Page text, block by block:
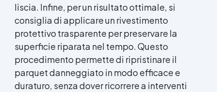
liscia. Infine, per un risultato ottimale, si
consiglia di applicare un rivestimento
protettivo trasparente per preservare la
superficie riparata nel tempo. Questo
procedimento permette di ripristinare il
parquet danneggiato in modo efficace e
duraturo, senza dover ricorrere a interventi